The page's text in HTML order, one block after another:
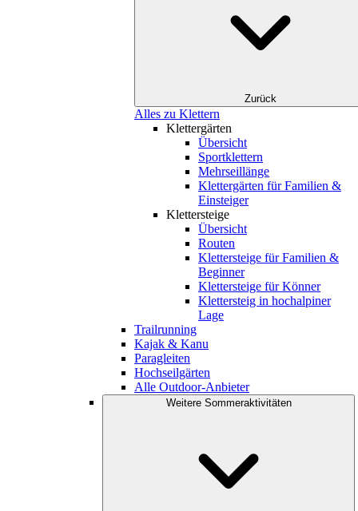
Zurück
Alles zu Klettern
Klettergärten
Übersicht
Sportklettern
Mehrseillänge
Klettergärten für Familien &
Einsteiger
Klettersteige
Übersicht
Routen
Klettersteige für Familien &
Beginner
Klettersteige für Könner
Klettersteig in hochalpiner
Lage
Trailrunning
Kajak & Kanu
Paragleiten
Hochseilgärten
Alle Outdoor-Anbieter
Weitere Sommeraktivitäten